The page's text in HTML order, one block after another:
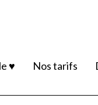
♥ Nos tarifs